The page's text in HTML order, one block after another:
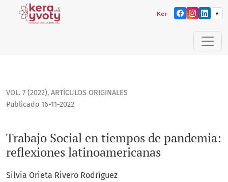
Kera yvoty: reflexiones
A
Trabajo Social en tiempos de pandemia: reflexiones
VOL. 7 (2022), ARTÍCULOS ORIGINALES
Trabajo Social en tiempos de pandemia:
reflexiones latinoamericanas
Publicado 16-11-2022
Silvia Orieta Rivero Rodríguez